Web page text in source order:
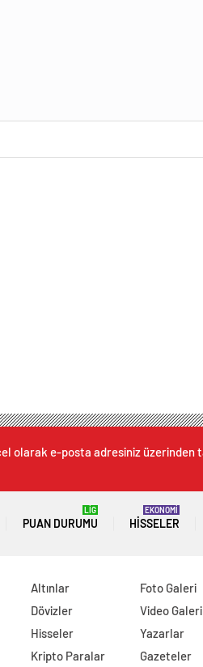
olarak e-posta adresiniz üzerinden
PUAN DURUMU
LİG
HISSELER
EKONOMİ
Altınlar
Dövizler
Hisseler
Kripto Paralar
Foto Galeri
Video Galeri
Yazarlar
Gazeteler